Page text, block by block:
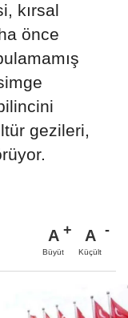
kırsal
önce
gezileri,
A
Büyüt
A
Küçült